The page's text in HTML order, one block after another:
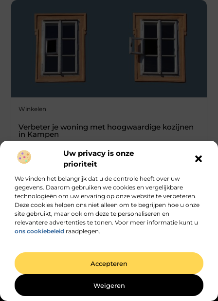
Uw privacy is onze
prioriteit
We vinden het belangrijk dat u de controle heeft over uw
gegevens. Daarom gebruiken we cookies en vergelijkbare
technologieën om uw ervaring op onze website te verbeteren.
Deze cookies helpen ons niet alleen om te begrijpen hoe u onze
site gebruikt, maar ook om deze te personaliseren en
relevantere advertenties te tonen. Voor meer informatie kunt u
ons cookiebeleid raadplegen.
Accepteren
Weigeren
Winkelen
Verbeter je woning met hoogwaardige kozijnen
in Kampen
het renoveren en onderhouden van je huis. Of je nu een
Bericht categorie